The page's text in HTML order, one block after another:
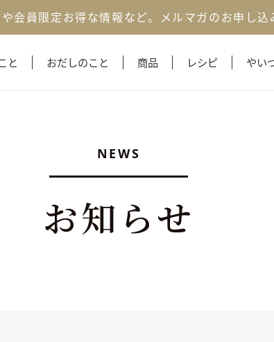
会員限定お得な情報など。 メルマガのお申し
と おだしのこと 商品 レシピ やい
NEWS
お知らせ